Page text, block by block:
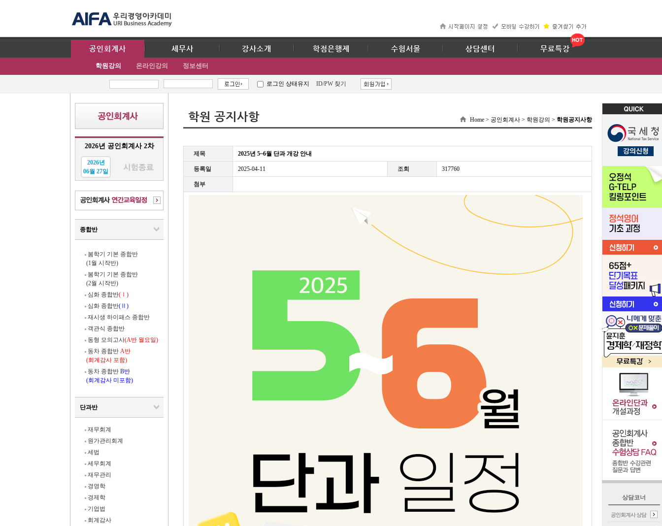
공인회계사
학원강의 온라인강의 정보센터
세무사 강사소개 학점은행제 수험서몰 상담센터 무료특강
로그인 상태유지 ID/PW 찾기
2026년 공인회계사 2차
2026년
06월 27일
종합반
봄학기 기본 종합반
(1월 시작반)
봄학기 기본 종합반
(2월 시작반)
심화 종합반(Ⅰ)
심화 종합반(Ⅱ)
재시생 하이패스 종합반
객관식 종합반
동형 모의고사(A반 월요일)
동차 종합반 A반
(회계감사 포함)
동차 종합반 B반
(회계감사 미포함)
단과반
재무회계
원가관리회계
세법
세무회계
재무관리
경영학
경제학
기업법
회계감사
학원 공지사항 Home > 공인회계사 > 학원강의 > 학원공지사항
제목 2025년 5~6월 단과 개강 안내
등록일 2025-04-11 조회 317760
첨부
상담코너
공인회계사 상담